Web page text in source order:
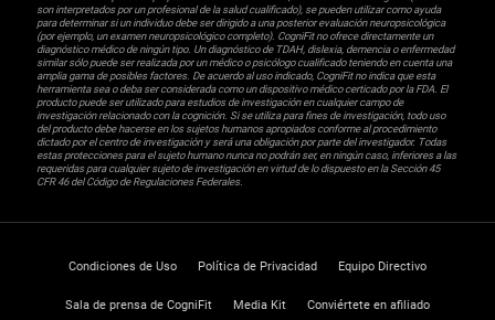
son interpretados por un profesional de la salud cualificado), se pueden utilizar como ayuda
para determinar si un individuo debe ser dirigido a una posterior evaluación neuropsicológica
(por ejemplo, un examen neuropsicológico completo). CogniFit no ofrece directamente un
diagnóstico médico de ningún tipo. Un diagnóstico de TDAH, dislexia, demencia o enfermedad
similar sólo puede ser realizada por un médico o psicólogo cualificado teniendo en cuenta una
amplia gama de posibles factores. De acuerdo al uso indicado, CogniFit no indica que esta
herramienta sea o deba ser considerada como un dispositivo médico certicado por la FDA. El
producto puede ser utilizado para estudios de investigación en cualquier campo de
investigación relacionado con la cognición. Si se utiliza para fines de investigación, todo uso
del producto debe hacerse en los sujetos humanos apropiados conforme al procedimiento
dictado por el centro de investigación y será una obligación por parte del investigador. Todas
estas protecciones para el sujeto humano nunca no podrán ser, en ningún caso, inferiores a las
requeridas para cualquier sujeto de investigación en virtud de lo dispuesto en la Sección 45
CFR 46 del Código de Regulaciones Federales.
Condiciones de Uso Política de Privacidad Equipo Directivo
Sala de prensa de CogniFit Media Kit Conviértete en afiliado